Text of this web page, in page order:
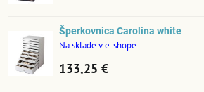
Šperkovnica Carolina white
Na sklade v e-shope
133,25 €